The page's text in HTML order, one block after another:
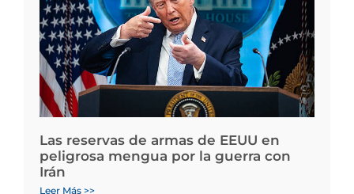
Las reservas de armas de EEUU en
peligrosa mengua por la guerra con
Irán
Leer Más >>